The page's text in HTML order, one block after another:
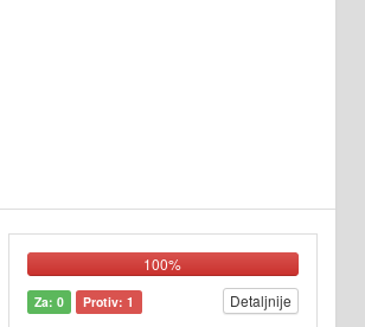
100%
Za: 0 Protiv: 1 Detaljnije